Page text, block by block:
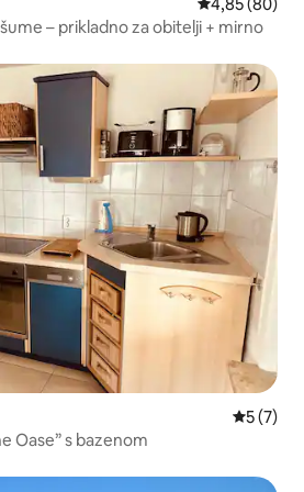
– prikladno za obitelji + mirno
5 (7)
Oase” s bazenom